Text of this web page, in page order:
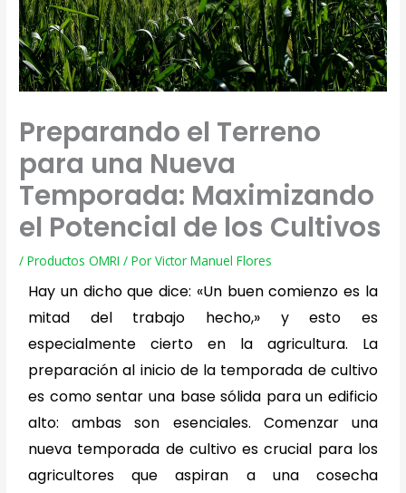
Preparando el Terreno
para una Nueva
Temporada: Maximizando
el Potencial de los Cultivos
/Productos OMRI / PorVictor Manuel Flores
Hay un dicho que dice: «Un buen comienzo es la
mitad del trabajo hecho,» y esto es
especialmente cierto en la agricultura. La
preparación al inicio de la temporada de cultivo
es como sentar una base sólida para un edificio
alto: ambas son esenciales. Comenzar una
nueva temporada de cultivo es crucial para los
agricultores que aspiran a una cosecha